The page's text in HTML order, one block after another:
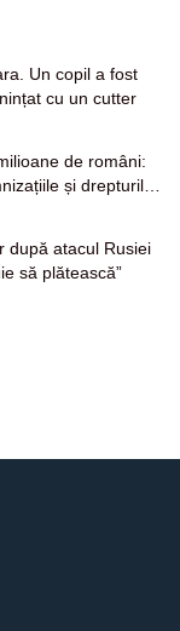
Un copil a fost
cu un cutter
de români:
și drepturile
după atacul Rusiei
să plătească”